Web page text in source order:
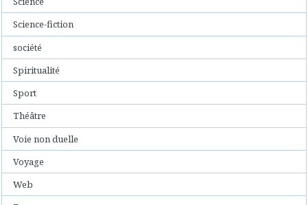
Science-fiction
société
Spiritualité
Sport
Théâtre
Voie non duelle
Voyage
Web